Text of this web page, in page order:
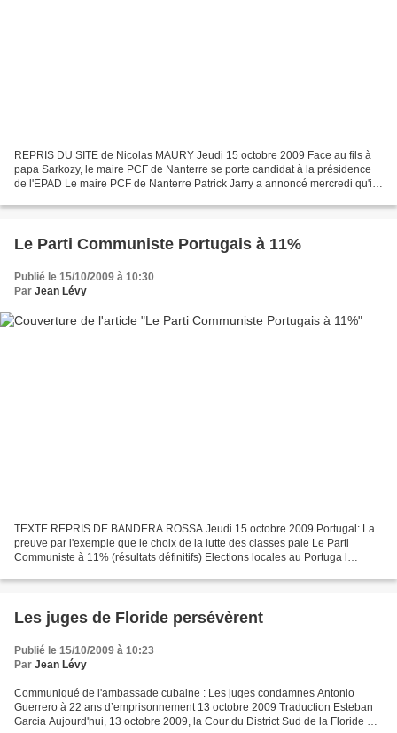
REPRIS DU SITE de Nicolas MAURY Jeudi 15 octobre 2009 Face au fils à
papa Sarkozy, le maire PCF de Nanterre se porte candidat à la présidence
de l'EPAD Le maire PCF de Nanterre Patrick Jarry a annoncé mercredi qu'il
Le Parti Communiste Portugais à 11%
Publié le 15/10/2009 à 10:30
Par Jean Lévy
TEXTE REPRIS DE BANDERA ROSSA Jeudi 15 octobre 2009 Portugal: La
preuve par l'exemple que le choix de la lutte des classes paie Le Parti
Communiste à 11% (résultats définitifs) Elections locales au Portuga l
Les juges de Floride persévèrent
Publié le 15/10/2009 à 10:23
Par Jean Lévy
Communiqué de l'ambassade cubaine : Les juges condamnes Antonio
Guerrero à 22 ans d’emprisonnement 13 octobre 2009 Traduction Esteban
Garcia Aujourd'hui, 13 octobre 2009, la Cour du District Sud de la Floride a